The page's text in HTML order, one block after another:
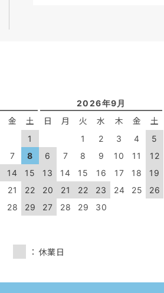
金 土
1
7
8
14
15
21
22
28
29
2026年9月
日 月 火 水 木 金 土
1 2 3 4
5
6
7 8 9 10 11
12
13
14 15 16 17 18
19
20
21 22 23 24 25
26
27
28 29 30
：休業日